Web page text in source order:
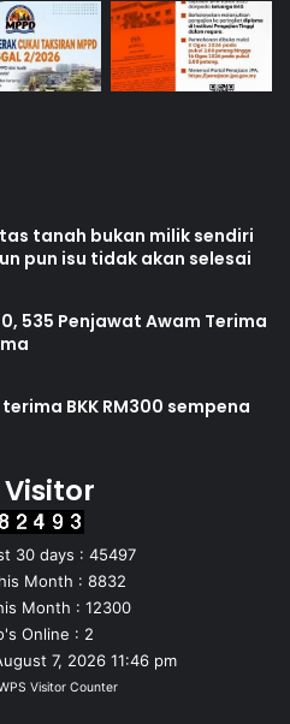
tanah bukan milik sendiri
pun isu tidak akan selesai
535 Penjawat Awam Terima
BKK RM300 sempena
Visitor
30 days : 45497
Month : 8832
Month : 12300
Online : 2
7, 2026 11:46 pm
Visitor Counter